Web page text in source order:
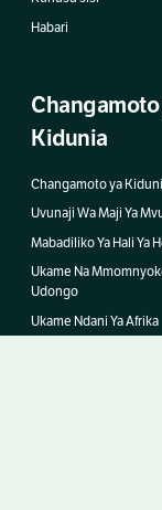
Habari
Kidunia
Changamoto ya
Uvunaji Wa Maji Ya
Mabadiliko Ya Hali Ya
Ukame Na
Udongo
Ukame Ndani Ya Afrika